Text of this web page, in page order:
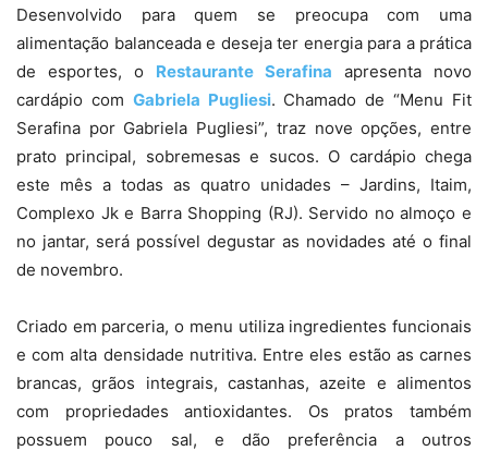
Desenvolvido para quem se preocupa com uma
alimentação balanceada e deseja ter energia para a prática
de esportes, o Restaurante Serafina apresenta novo
cardápio com Gabriela Pugliesi. Chamado de “Menu Fit
Serafina por Gabriela Pugliesi”, traz nove opções, entre
prato principal, sobremesas e sucos. O cardápio chega
este mês a todas as quatro unidades – Jardins, Itaim,
Complexo Jk e Barra Shopping (RJ). Servido no almoço e
no jantar, será possível degustar as novidades até o final
de novembro.
Criado em parceria, o menu utiliza ingredientes funcionais
e com alta densidade nutritiva. Entre eles estão as carnes
brancas, grãos integrais, castanhas, azeite e alimentos
com propriedades antioxidantes. Os pratos também
possuem pouco sal, e dão preferência a outros